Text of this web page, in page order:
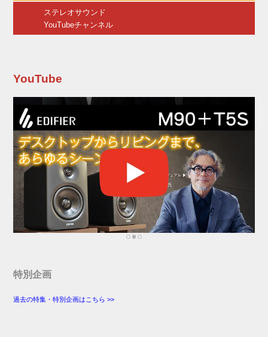
ステレオサウンド
YouTubeチャンネル
YouTube
特別企画
過去の特集・特別企画はこちら >>